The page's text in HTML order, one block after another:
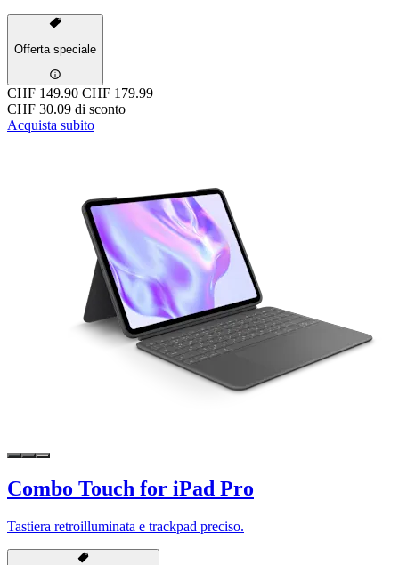
Offerta speciale
CHF 149.90 CHF 179.99
CHF 30.09 di sconto
Acquista subito
Combo Touch for iPad Pro
Tastiera retroilluminata e trackpad preciso.